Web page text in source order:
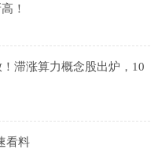
！
滞涨算力概念股出炉，10
看料